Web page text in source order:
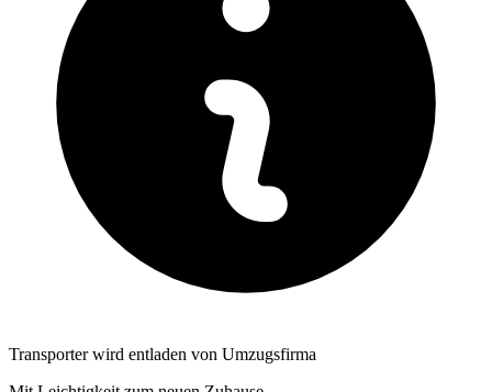
Transporter wird entladen von Umzugsfirma